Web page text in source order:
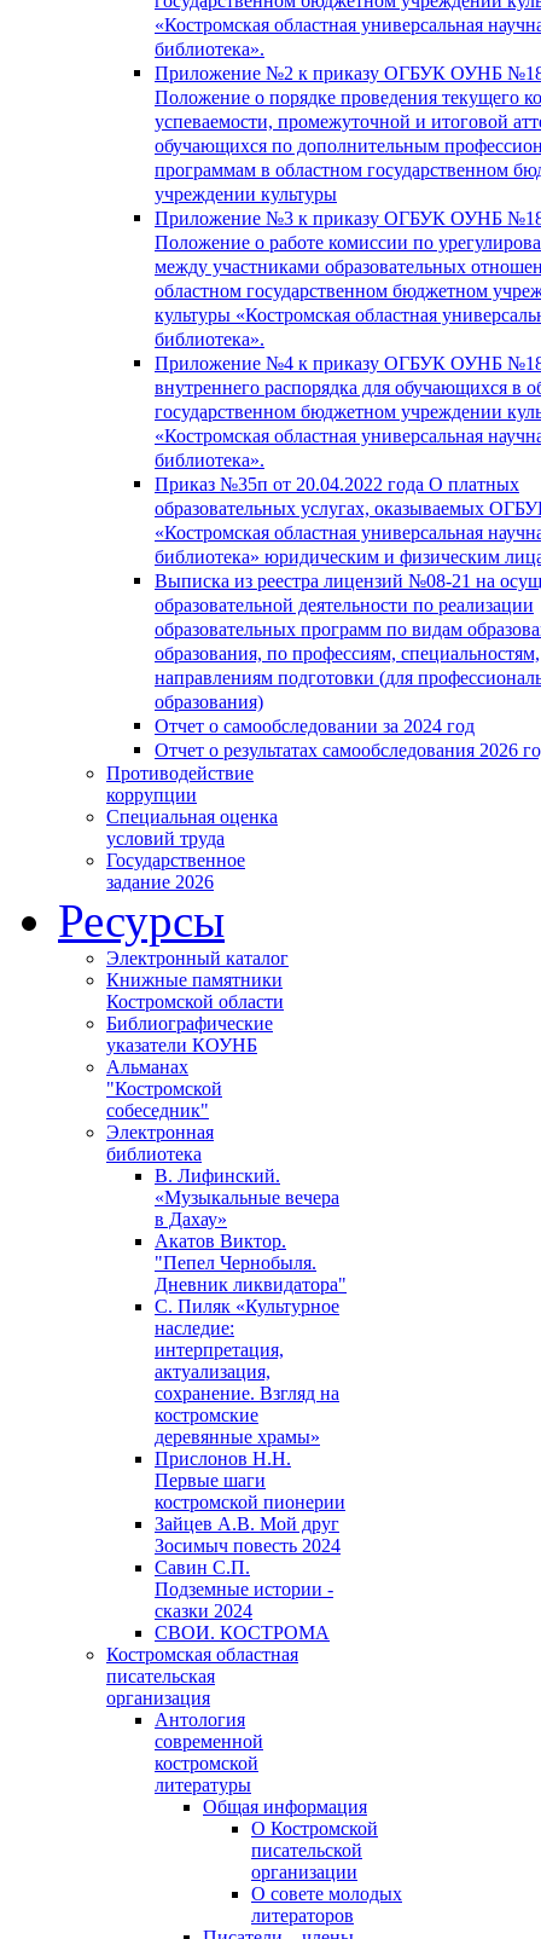
«Костромская областная универсальная
библиотека».
Приложение №2 к приказу ОГБУК ОУНБ
Положение о порядке проведения текущего
успеваемости, промежуточной и итоговой
обучающихся по дополнительным
программам в областном государственном
учреждении культуры
Приложение №3 к приказу ОГБУК ОУНБ
Положение о работе комиссии по
между участниками образовательных
областном государственном бюджетном
культуры «Костромская областная
библиотека».
Приложение №4 к приказу ОГБУК ОУНБ
внутреннего распорядка для обучающихся в
государственном бюджетном учреждении
«Костромская областная универсальная
библиотека».
Приказ №35п от 20.04.2022 года О платных
образовательных услугах, оказываемых
«Костромская областная универсальная
библиотека» юридическим и физическим
Выписка из реестра лицензий №08-21 на
образовательной деятельности по реализации
образовательных программ по видам
образования, по профессиям, специальностям,
направлениям подготовки (для
образования)
Отчет о самообследовании за 2024 год
Отчет о результатах самообследования 2026
Противодействие
коррупции
Специальная оценка
условий труда
Государственное
задание 2026
Ресурсы
Электронный каталог
Книжные памятники
Костромской области
Библиографические
указатели КОУНБ
Альманах
"Костромской
собеседник"
Электронная
библиотека
В. Лифинский.
«Музыкальные вечера
в Дахау»
Акатов Виктор.
"Пепел Чернобыля.
Дневник ликвидатора"
С. Пиляк «Культурное
наследие:
интерпретация,
актуализация,
сохранение. Взгляд на
костромские
деревянные храмы»
Прислонов Н.Н.
Первые шаги
костромской пионерии
Зайцев А.В. Мой друг
Зосимыч повесть 2024
Савин С.П.
Подземные истории -
сказки 2024
СВОИ. КОСТРОМА
Костромская областная
писательская
организация
Антология
современной
костромской
литературы
Общая информация
О Костромской
писательской
организации
О совете молодых
литераторов